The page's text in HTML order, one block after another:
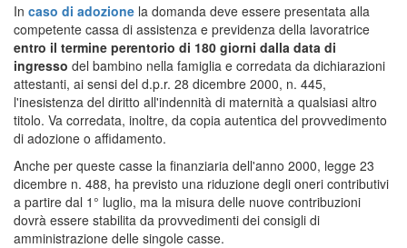
In caso di adozione la domanda deve essere presentata alla
competente cassa di assistenza e previdenza della lavoratrice
entro il termine perentorio di 180 giorni dalla data di
ingresso del bambino nella famiglia e corredata da dichiarazioni
attestanti, ai sensi del d.p.r. 28 dicembre 2000, n. 445,
l'inesistenza del diritto all'indennità di maternità a qualsiasi altro
titolo. Va corredata, inoltre, da copia autentica del provvedimento
di adozione o affidamento.
Anche per queste casse la finanziaria dell'anno 2000, legge 23
dicembre n. 488, ha previsto una riduzione degli oneri contributivi
a partire dal 1° luglio, ma la misura delle nuove contribuzioni
dovrà essere stabilita da provvedimenti dei consigli di
amministrazione delle singole casse.